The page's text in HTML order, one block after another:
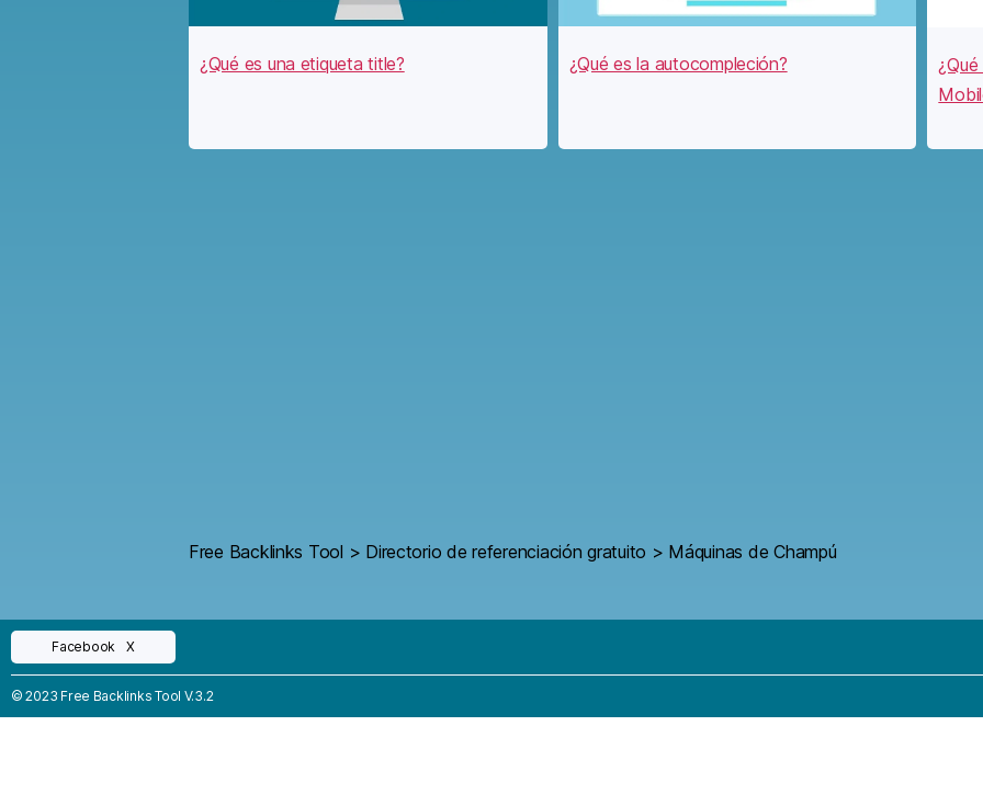
¿Qué es una etiqueta title? ¿Qué es la autocompleción?
Free Backlinks Tool > Directorio de referenciación gratuito > Máquinas de Champú
Facebook X
© 2023 Free Backlinks Tool V.3.2